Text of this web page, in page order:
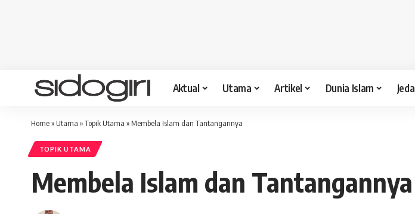
Aktual Utama Artikel Dunia Islam Jeda
Home» Utama »Topik Utama » Membela Islam dan Tantangannya
TOPIK UTAMA
Membela Islam dan Tantangannya